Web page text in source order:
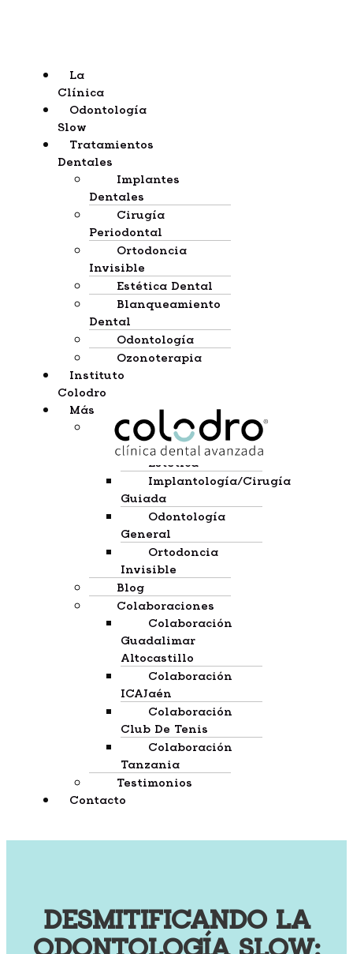
La
Clínica
Odontología
Slow
Tratamientos
Dentales
Implantes
Dentales
Cirugía
Periodontal
Ortodoncia
Invisible
Estética Dental
Blanqueamiento
Dental
Odontología
Ozonoterapia
Instituto
Colodro
Más
Casos Clínicos
Periodoncia
Estética
Implantología/cirugía
Guiada
Odontología
General
Ortodoncia
Invisible
Blog
Colaboraciones
Colaboración
Guadalimar
Altocastillo
Colaboración
ICAJaén
Colaboración
Club De Tenis
Colaboración
Tanzania
Testimonios
Contacto
DESMITIFICANDO LA